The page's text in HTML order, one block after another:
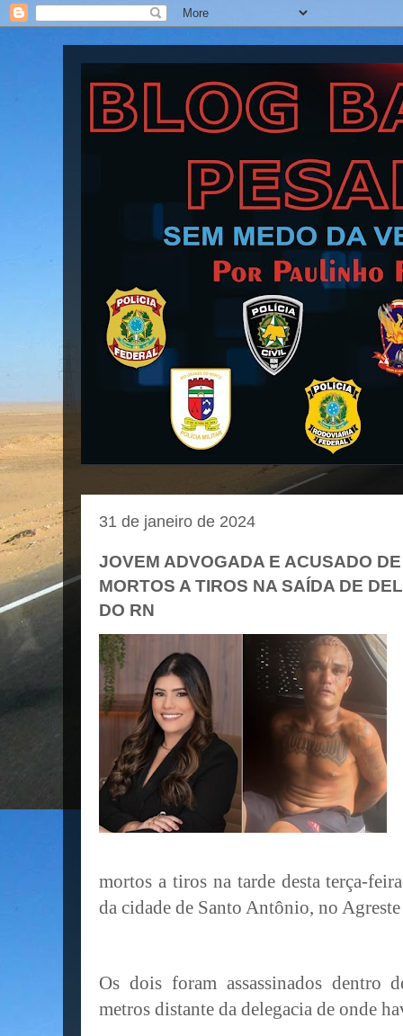
Blog Barra Pesada
31 de janeiro de 2024
JOVEM ADVOGADA E ACUSADO
MORTOS A TIROS NA SAÍDA DE
DO RN
mortos a tiros na tarde desta terça-
da cidade de Santo Antônio, no
Os dois foram assassinados dentro
metros distante da delegacia de onde